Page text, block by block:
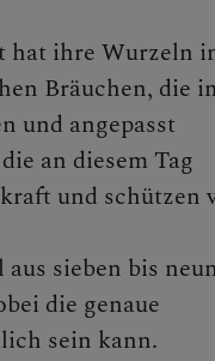
hat ihre Wurzeln
Bräuchen, die
und angepasst
an diesem Tag
und schützen
sieben bis
die genaue
sein kann.